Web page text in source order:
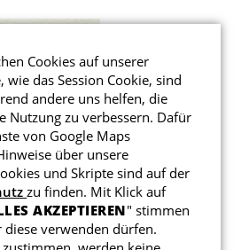
Cookies auf unserer
wie das Session Cookie, sind
andere uns helfen, die
Nutzung zu verbessern. Dafür
von Google Maps
über unsere
und Skripte sind auf der
zu finden. Mit Klick auf
AKZEPTIEREN" stimmen
diese verwenden dürfen.